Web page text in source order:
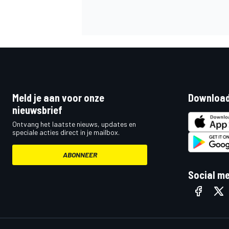
Meld je aan voor onze
nieuwsbrief
Ontvang het laatste nieuws, updates en
speciale acties direct in je mailbox.
ABONNEER
Social